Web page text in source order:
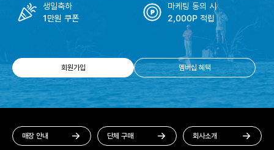
생일축하
1만원 쿠폰
마케팅 동의 시
2,000P 적립
회원가입 멤버십 혜택
매장 안내 단체 구매 회사소개